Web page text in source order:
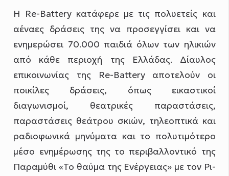
Η Re-Battery κατάφερε με τις πολυετείς και
αέναες δράσεις της να προσεγγίσει και να
ενημερώσει 70.000 παιδιά όλων των ηλικιών
από κάθε περιοχή της Ελλάδας. Δίαυλος
επικοινωνίας της Re-Battery αποτελούν οι
ποικίλες δράσεις, όπως εικαστικοί
διαγωνισμοί, θεατρικές παραστάσεις,
παραστάσεις θεάτρου σκιών, τηλεοπτικά και
ραδιοφωνικά μηνύματα και το πολυτιμότερο
μέσο ενημέρωσης της το περιβαλλοντικό της
Παραμύθι «Το θαύμα της Ενέργειας» με τον Ρι-